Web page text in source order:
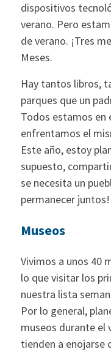
dispositivos
verano. Pero
de verano. ¡Tres
Meses.
Hay tantos libros,
parques que un
Todos estamos en
enfrentamos el
Este año, estoy
supuesto,
se necesita un
permanecer juntos!
Museos
Vivimos a unos 40
lo que visitar los
nuestra lista
Por lo general,
museos durante el
tienden a enojarse